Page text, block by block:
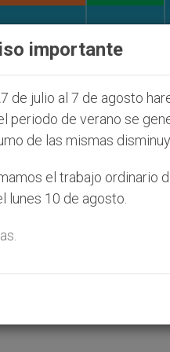
judíos que afecta a
Premios Óscar
importante
de julio al 7 de agosto
periodo de verano se
de las mismas
el trabajo ordinario
lunes 10 de agosto.